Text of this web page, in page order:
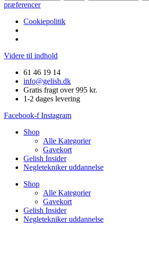
præferencer
Cookiepolitik
Videre til indhold
61 46 19 14
info@gelish.dk
Gratis fragt over 995 kr.
1-2 dages levering
Facebook-f Instagram
Shop
Alle Kategorier
Gavekort
Gelish Insider
Negletekniker uddannelse
Shop
Alle Kategorier
Gavekort
Gelish Insider
Negletekniker uddannelse